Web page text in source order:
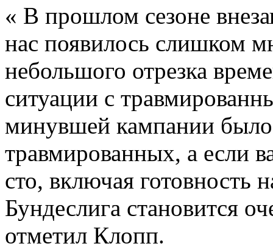
« В прошлом сезоне
нас появилось слишком
небольшого отрезка
ситуации с
минувшей кампании
травмированных, а если
сто, включая готовность
Бундеслига становится
отметил Клопп.